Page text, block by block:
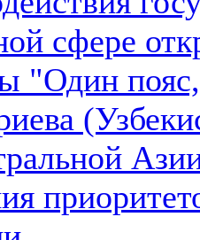
сфере
"Один